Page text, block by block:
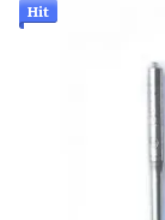
Hit